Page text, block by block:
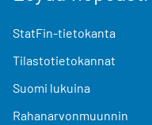
StatFin-tietokanta
Tilastotietokannat
Suomi lukuina
Rahanarvonmuunnin